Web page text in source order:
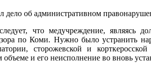
дело об административном
что медучреждение, являясь
по Коми. Нужно было устранить
сторожевской и
и его неисполнение во вновь